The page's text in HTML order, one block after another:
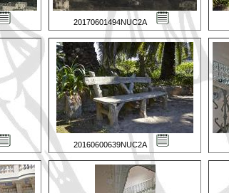
20170601494NUC2A
20160600639NUC2A